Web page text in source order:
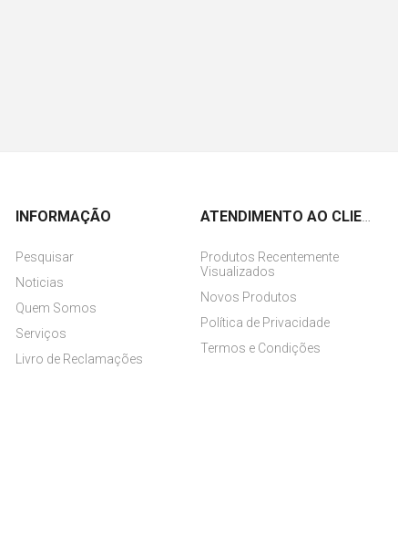
INFORMAÇÃO
Pesquisar
Noticias
Quem Somos
Serviços
Livro de Reclamações
ATENDIMENTO AO CLIENTE
Produtos Recentemente
Visualizados
Novos Produtos
Política de Privacidade
Termos e Condições